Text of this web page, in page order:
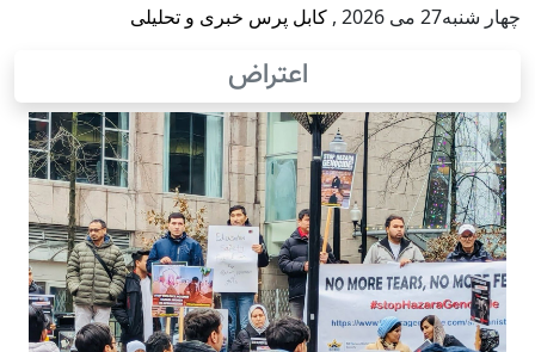
چهار شنبه27 می 2026 , کابل پرس خبری و تحلیلی
اعتراض